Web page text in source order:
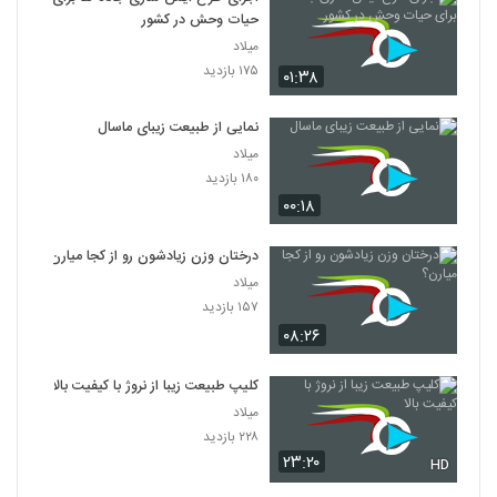
سوسمار دریایی
۳۰۲ بازدید
مستند شکار 1
27
مستند شکار 2
شکاری ناموفق اما زیبا از پلنگ
۳۸۱ بازدید
مستند شکار 3
جنگ شامپانزه ها
۰۱:۳۸
حیات وحش در کشور
میلاد
۱۷۵ بازدید
۰۰:۱۸
نمایی از طبیعت زیبای ماسال
میلاد
۱۸۰ بازدید
۰۸:۲۶
درختان وزن زیادشون رو از کجا میارن؟
میلاد
۱۵۷ بازدید
۲۳:۲۰ HD
کلیپ طبیعت زیبا از نروژ با کیفیت بالا
میلاد
۲۲۸ بازدید